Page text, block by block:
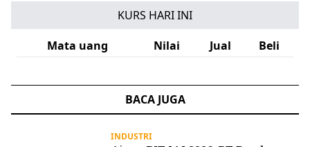
KURS HARI INI
Mata uang
Nilai Jual Beli
BACA JUGA
INDUSTRI